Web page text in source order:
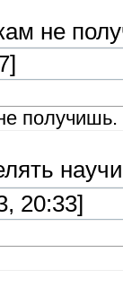
не
получишь.
20:33]